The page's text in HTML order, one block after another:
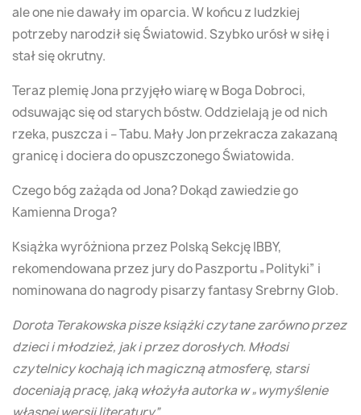
ale one nie dawały im oparcia. W końcu z ludzkiej
potrzeby narodził się Światowid. Szybko urósł w siłę i
stał się okrutny.
Teraz plemię Jona przyjęło wiarę w Boga Dobroci,
odsuwając się od starych bóstw. Oddzielają je od nich
rzeka, puszcza i – Tabu. Mały Jon przekracza zakazaną
granicę i dociera do opuszczonego Światowida.
Czego bóg zażąda od Jona? Dokąd zawiedzie go
Kamienna Droga?
Książka wyróżniona przez Polską Sekcję IBBY,
rekomendowana przez jury do Paszportu „Polityki” i
nominowana do nagrody pisarzy fantasy Srebrny Glob.
Dorota Terakowska pisze książki czytane zarówno przez
dzieci i młodzież, jak i przez dorosłych. Młodsi
czytelnicy kochają ich magiczną atmosferę, starsi
doceniają pracę, jaką włożyła autorka w „wymyślenie